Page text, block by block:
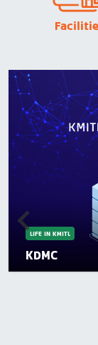
LIFE IN KMITL
KDMC